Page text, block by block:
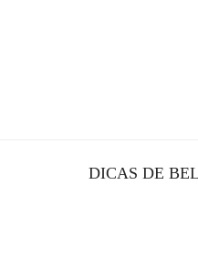
DICAS DE